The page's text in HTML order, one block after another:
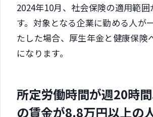
2024年10月、社会保険の適用範囲
す。対象となる企業に勤める人が
たした場合、厚生年金と健康保険
になります。
所定労働時間が週20時
の賃金が8.8万円以上の